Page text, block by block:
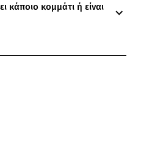
κάποιο κομμάτι ή είναι